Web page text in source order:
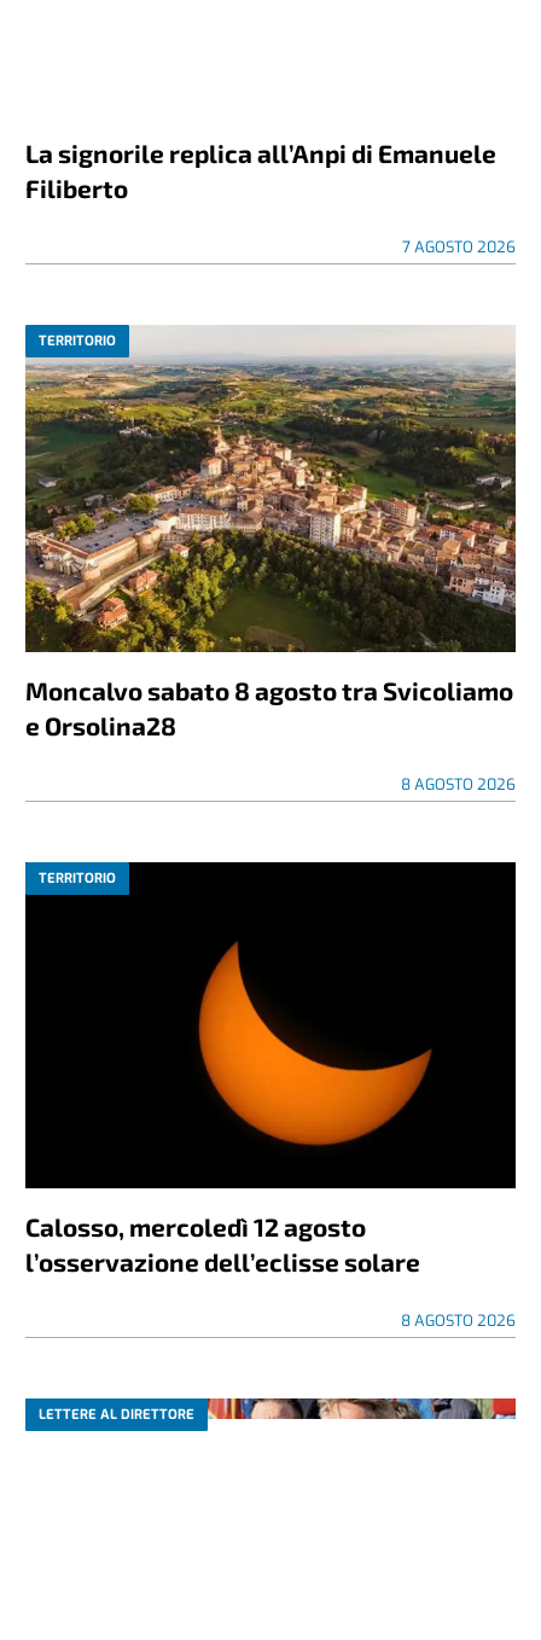
La signorile replica all’Anpi di Emanuele
Filiberto
7 AGOSTO 2026
TERRITORIO
Moncalvo sabato 8 agosto tra Svicoliamo
e Orsolina28
8 AGOSTO 2026
TERRITORIO
Calosso, mercoledì 12 agosto
l’osservazione dell’eclisse solare
8 AGOSTO 2026
LETTERE AL DIRETTORE